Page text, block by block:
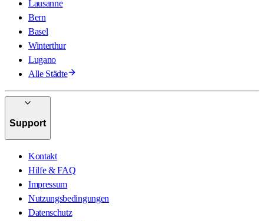
Lausanne
Bern
Basel
Winterthur
Lugano
Alle Städte
Support
Kontakt
Hilfe & FAQ
Impressum
Nutzungsbedingungen
Datenschutz